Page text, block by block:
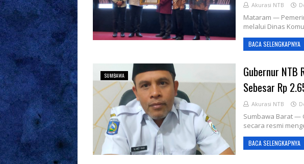
Akurasi NTB
Mataram —
melalui Dinas
BACA SELENGKAPNYA
SUMBAWA
Gubernur NTB
Sebesar Rp
Akurasi NTB
Sumbawa Barat —
secara resmi
BACA SELENGKAPNYA